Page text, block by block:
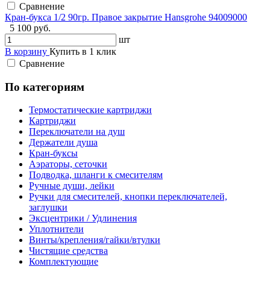
Сравнение
Кран-букса 1/2 90гр. Правое закрытие Hansgrohe 94009000
5 100 руб.
шт
В корзину Купить в 1 клик
Сравнение
По категориям
Термостатические картриджи
Картриджи
Переключатели на душ
Держатели душа
Кран-буксы
Аэраторы, сеточки
Подводка, шланги к смесителям
Ручные души, лейки
Ручки для смесителей, кнопки переключателей,
заглушки
Эксцентрики / Удлинения
Уплотнители
Винты/крепления/гайки/втулки
Чистящие средства
Комплектующие